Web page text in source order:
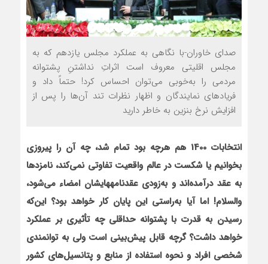
صدای خاوران-با نگاهی به عملکرد مجلس یازدهم که به
مجلس اقلیتی معروف است اثراتِ نداشتنِ پشتوانه
مردمی را به‌خوبی می‌توان احساس کرد! حتماً داد و
فریادهای نمایندگان و اظهار نظرات تند آن‌ها را پس از
افزایش نرخ بنزین به خاطر دارید
انتخابات 1400 هم هرچه بود تمام شد، چه آن را پیروزی
بخوانیم یا شکست در عالم واقعیت تفاوتی نمی‌کند، نامزدها
به عقد درآمده‌اند و به‌زودی عقدنامه‏های‏شان امضاء می‌شود،
والسلام! اما آیا به‌راستی این پایان کار خواهد بود؟ این‌که
رسیدن به قدرت با پشتوانه حداقلی چه تأثیری بر عملکرد
خواهد داشت؟ گرچه قابل پیش‌بینی است ولی به توانمندی
شخصی افراد و نحوه استفاده از منابع و پتانسیل‌های کشور